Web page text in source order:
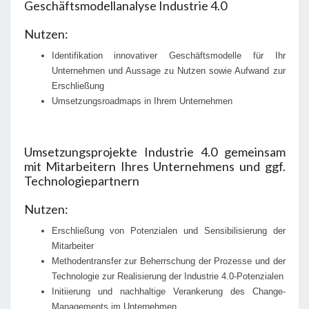
Geschäftsmodellanalyse Industrie 4.0
Nutzen:
Identifikation innovativer Geschäftsmodelle für Ihr
Unternehmen und Aussage zu Nutzen sowie Aufwand zur
Erschließung
Umsetzungsroadmaps in Ihrem Unternehmen
Umsetzungsprojekte Industrie 4.0 gemeinsam
mit Mitarbeitern Ihres Unternehmens und ggf.
Technologiepartnern
Nutzen:
Erschließung von Potenzialen und Sensibilisierung der
Mitarbeiter
Methodentransfer zur Beherrschung der Prozesse und der
Technologie zur Realisierung der Industrie 4.0-Potenzialen
Initiierung und nachhaltige Verankerung des Change-
Managements im Unternehmen